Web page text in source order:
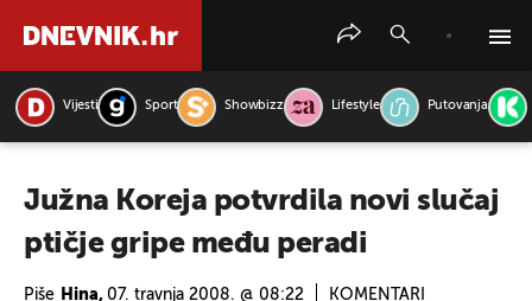
Vijesti Sport Showbizz Lifestyle Putovanja
Južna Koreja potvrdila novi slučaj
ptičje gripe među peradi
Piše Hina, 07. travnja 2008. @ 08:22 KOMENTARI
PRETRAŽITE VIJESTI